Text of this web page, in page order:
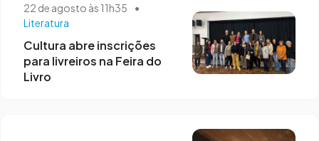
22 de agosto às 11h35
•
Literatura
Cultura abre inscrições
para livreiros na Feira do
Livro